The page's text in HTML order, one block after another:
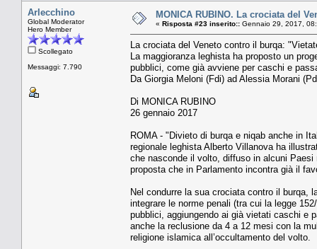
Arlecchino
Global Moderator
Hero Member
Scollegato
Messaggi: 7.790
MONICA RUBINO. La crociata del
« Risposta #23 inserito:: Gennaio 29, 2017,
La crociata del Veneto contro il burqa:
La maggioranza leghista ha proposto un
pubblici, come già avviene per caschi e
Da Giorgia Meloni (Fdi) ad Alessia Morani
Di MONICA RUBINO
26 gennaio 2017
ROMA - "Divieto di burqa e niqab anche in
regionale leghista Alberto Villanova ha
che nasconde il volto, diffuso in alcuni
proposta che in Parlamento incontra già il
Nel condurre la sua crociata contro il burqa,
integrare le norme penali (tra cui la legge
pubblici, aggiungendo ai già vietati caschi e
anche la reclusione da 4 a 12 mesi con la
religione islamica all’occultamento del volto.